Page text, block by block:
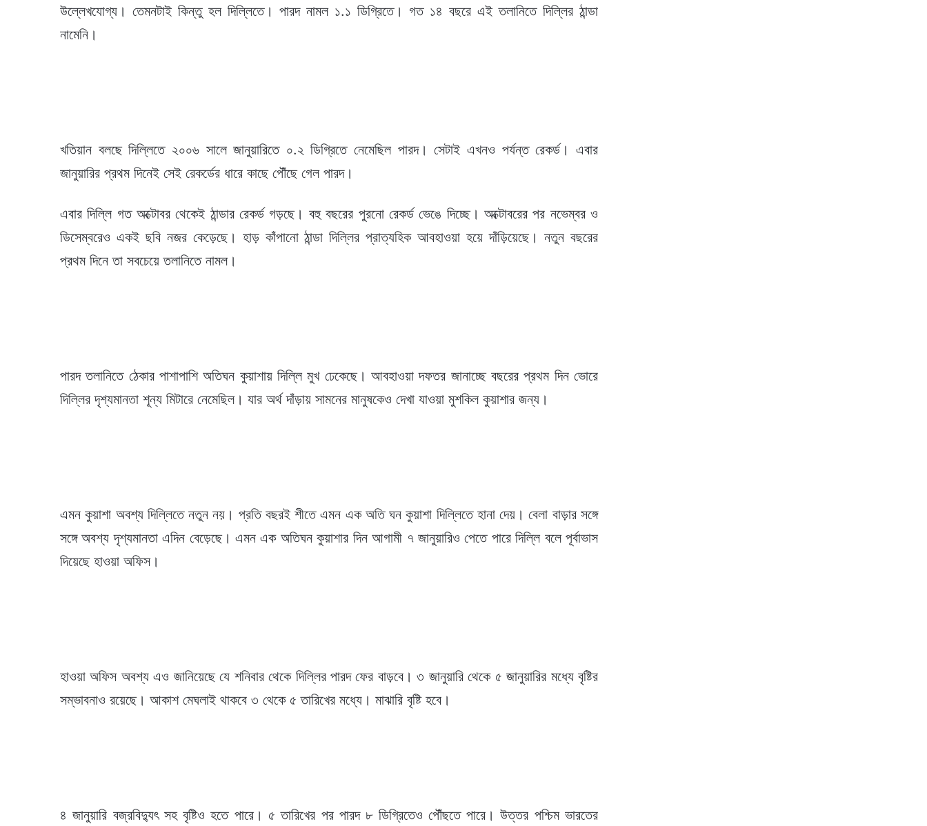
উল্লেখযোগ্য। তেমনটাই কিন্তু হল দিল্লিতে। পারদ নামল ১.১ ডিগ্রিতে। গত ১৪ বছরে এই তলানিতে দিল্লির ঠান্ডা
নামেনি।
খতিয়ান বলছে দিল্লিতে ২০০৬ সালে জানুয়ারিতে ০.২ ডিগ্রিতে নেমেছিল পারদ। সেটাই এখনও পর্যন্ত রেকর্ড। এবার
জানুয়ারির প্রথম দিনেই সেই রেকর্ডের ধারে কাছে পৌঁছে গেল পারদ।
এবার দিল্লি গত অক্টোবর থেকেই ঠান্ডার রেকর্ড গড়ছে। বহু বছরের পুরনো রেকর্ড ভেঙে দিচ্ছে। অক্টোবরের পর নভেম্বর ও
ডিসেম্বরেও একই ছবি নজর কেড়েছে। হাড় কাঁপানো ঠান্ডা দিল্লির প্রাত্যহিক আবহাওয়া হয়ে দাঁড়িয়েছে। নতুন বছরের
প্রথম দিনে তা সবচেয়ে তলানিতে নামল।
পারদ তলানিতে ঠেকার পাশাপাশি অতিঘন কুয়াশায় দিল্লি মুখ ঢেকেছে। আবহাওয়া দফতর জানাচ্ছে বছরের প্রথম দিন ভোরে
দিল্লির দৃশ্যমানতা শূন্য মিটারে নেমেছিল। যার অর্থ দাঁড়ায় সামনের মানুষকেও দেখা যাওয়া মুশকিল কুয়াশার জন্য।
এমন কুয়াশা অবশ্য দিল্লিতে নতুন নয়। প্রতি বছরই শীতে এমন এক অতি ঘন কুয়াশা দিল্লিতে হানা দেয়। বেলা বাড়ার সঙ্গে
সঙ্গে অবশ্য দৃশ্যমানতা এদিন বেড়েছে। এমন এক অতিঘন কুয়াশার দিন আগামী ৭ জানুয়ারিও পেতে পারে দিল্লি বলে পূর্বাভাস
দিয়েছে হাওয়া অফিস।
হাওয়া অফিস অবশ্য এও জানিয়েছে যে শনিবার থেকে দিল্লির পারদ ফের বাড়বে। ৩ জানুয়ারি থেকে ৫ জানুয়ারির মধ্যে বৃষ্টির
সম্ভাবনাও রয়েছে। আকাশ মেঘলাই থাকবে ৩ থেকে ৫ তারিখের মধ্যে। মাঝারি বৃষ্টি হবে।
৪ জানুয়ারি বজ্রবিদ্যুৎ সহ বৃষ্টিও হতে পারে। ৫ তারিখের পর পারদ ৮ ডিগ্রিতেও পৌঁছতে পারে। উত্তর পশ্চিম ভারতের